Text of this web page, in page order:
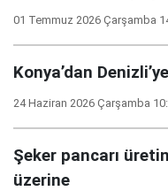
01 Temmuz 2026 Çarşamba
Konya’dan Denizli’ye
24 Haziran 2026 Çarşamba
Şeker pancarı
üzerine